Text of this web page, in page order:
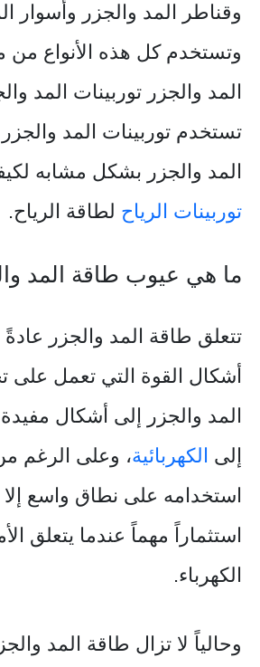
وقناطر المد والجزر وأسوار
وتستخدم كل هذه الأنواع
المد والجزر توربينات المد
تستخدم توربينات المد
المد والجزر بشكل مشابه
توربينات الرياح لطاقة الرياح.
ما هي عيوب طاقة المد
تتعلق طاقة المد والجزر
أشكال القوة التي تعمل على
المد والجزر إلى أشكال مفيدة
إلى الكهربائية، وعلى الرغم
استخدامه على نطاق واسع إلا
استثماراً مهماً عندما يتعلق
الكهرباء.
وحالياً لا تزال طاقة المد